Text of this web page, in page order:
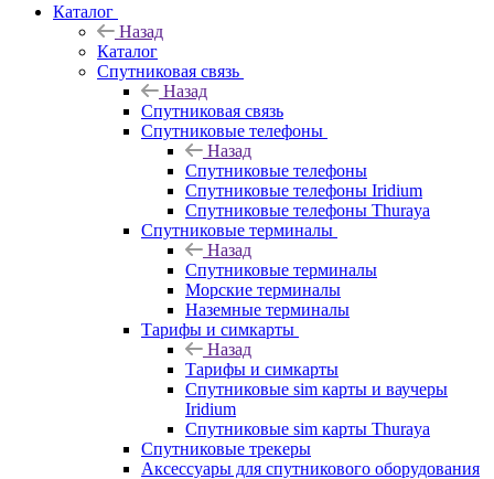
Каталог
Назад
Каталог
Спутниковая связь
Назад
Спутниковая связь
Спутниковые телефоны
Назад
Спутниковые телефоны
Спутниковые телефоны Iridium
Спутниковые телефоны Thuraya
Спутниковые терминалы
Назад
Спутниковые терминалы
Морские терминалы
Наземные терминалы
Тарифы и симкарты
Назад
Тарифы и симкарты
Спутниковые sim карты и ваучеры
Iridium
Спутниковые sim карты Thuraya
Спутниковые трекеры
Аксессуары для спутникового оборудования